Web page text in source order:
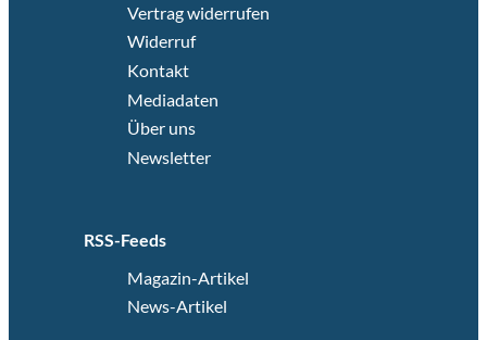
Vertrag widerrufen
Widerruf
Kontakt
Mediadaten
Über uns
Newsletter
RSS-Feeds
Magazin-Artikel
News-Artikel